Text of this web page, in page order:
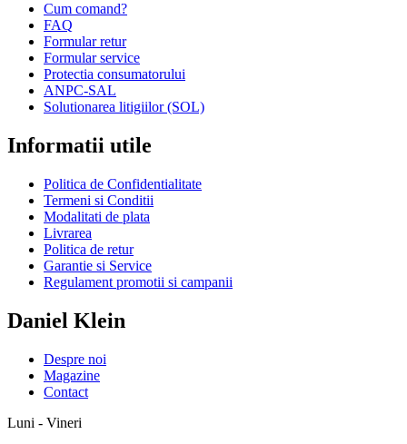
Cum comand?
FAQ
Formular retur
Formular service
Protectia consumatorului
ANPC-SAL
Solutionarea litigiilor (SOL)
Informatii utile
Politica de Confidentialitate
Termeni si Conditii
Modalitati de plata
Livrarea
Politica de retur
Garantie si Service
Regulament promotii si campanii
Daniel Klein
Despre noi
Magazine
Contact
Luni - Vineri